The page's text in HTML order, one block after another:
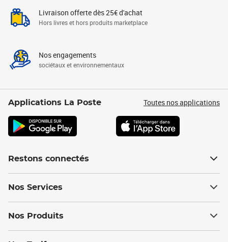
Livraison offerte dès 25€ d'achat
Hors livres et hors produits marketplace
Nos engagements
sociétaux et environnementaux
Applications La Poste Toutes nos applications
Restons connectés
Nos Services
Nos Produits